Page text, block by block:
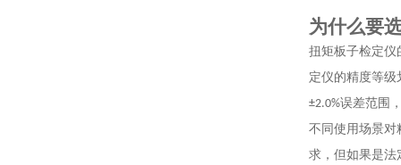
为什么要
扭矩板子检定仪
定仪的精度等级
±2.0%误差范围
不同使用场景对
求，但如果是法